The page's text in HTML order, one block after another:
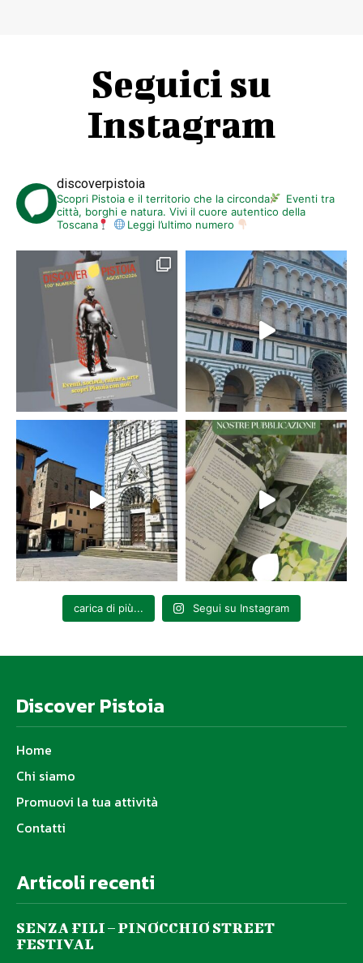
Seguici su
Instagram
discoverpistoia
Scopri Pistoia e il territorio che la circonda
Eventi tra
città, borghi e natura. Vivi il cuore autentico della
Toscana
Leggi l’ultimo numero
carica di più... Segui su Instagram
Discover Pistoia
Home
Chi siamo
Promuovi la tua attività
Contatti
Articoli recenti
SENZA FILI – PINOCCHIO STREET
FESTIVAL